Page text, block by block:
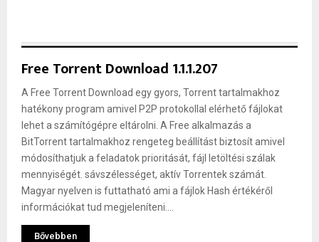
Free Torrent Download 1.1.1.207
A Free Torrent Download egy gyors, Torrent tartalmakhoz
hatékony program amivel P2P protokollal elérhető fájlokat
lehet a számítógépre eltárolni. A Free alkalmazás a
BitTorrent tartalmakhoz rengeteg beállítást biztosít amivel
módosíthatjuk a feladatok prioritását, fájl letöltési szálak
mennyiségét. sávszélességet, aktív Torrentek számát.
Magyar nyelven is futtatható ami a fájlok Hash értékéről
információkat tud megjeleníteni....
Bővebben